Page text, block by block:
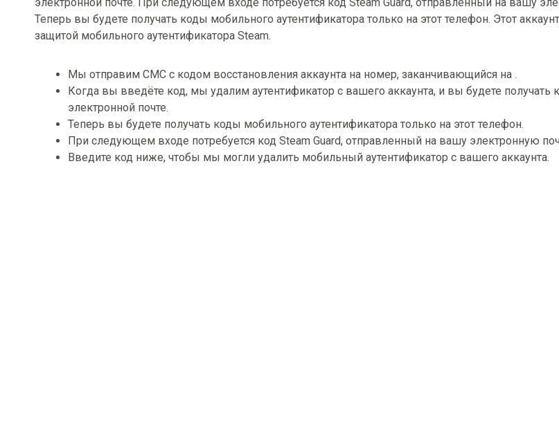
Теперь вы будете получать коды мобильного аутентификатора только на этот телефон. Этот
защитой мобильного аутентификатора Steam.
Мы отправим СМС с кодом восстановления аккаунта на номер, заканчивающийся на .
Когда вы введёте код, мы удалим аутентификатор с вашего аккаунта, и вы будете получать
электронной почте.
Теперь вы будете получать коды мобильного аутентификатора только на этот телефон.
При следующем входе потребуется код Steam Guard, отправленный на вашу электронную
Введите код ниже, чтобы мы могли удалить мобильный аутентификатор с вашего аккаунта.